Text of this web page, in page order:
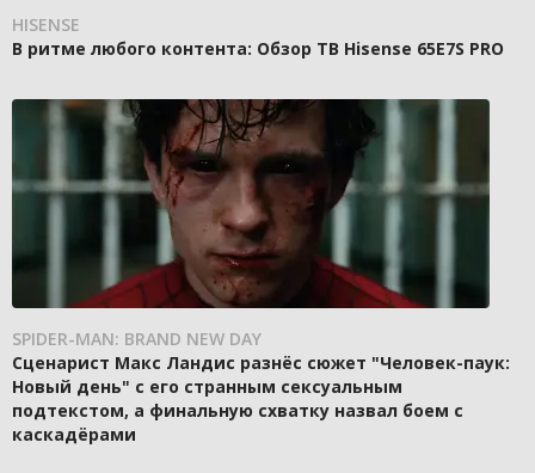
HISENSE
В ритме любого контента: Обзор ТВ Hisense 65E7S PRO
SPIDER-MAN: BRAND NEW DAY
Сценарист Макс Ландис разнёс сюжет "Человек-паук:
Новый день" с его странным сексуальным
подтекстом, а финальную схватку назвал боем с
каскадёрами